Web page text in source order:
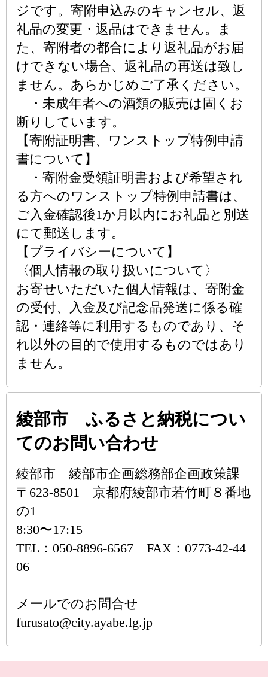
ジです。寄附申込みのキャンセル、返
礼品の変更・返品はできません。ま
た、寄附者の都合により返礼品がお届
けできない場合、返礼品の再送は致し
ません。あらかじめご了承ください。
・未成年者への酒類の販売は固くお
断りしています。
【寄附証明書、ワンストップ特例申請
書について】
・寄附金受領証明書および希望され
る方へのワンストップ特例申請書は、
ご入金確認後1か月以内にお礼品と別送
にて郵送します。
【プライバシーについて】
〈個人情報の取り扱いについて〉
お寄せいただいた個人情報は、寄附金
の受付、入金及び記念品発送に係る確
認・連絡等に利用するものであり、そ
れ以外の目的で使用するものではあり
ません。
綾部市 ふるさと納税につい
てのお問い合わせ
綾部市 綾部市企画総務部企画政策課
〒623-8501 京都府綾部市若竹町８番地
の1
8:30〜17:15
TEL：050-8896-6567 FAX：0773-42-44
06
メールでのお問合せ
furusato@city.ayabe.lg.jp